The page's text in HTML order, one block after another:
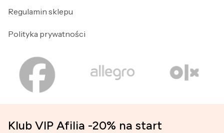
Regulamin sklepu
Polityka prywatności
Klub VIP Afilia -20% na start